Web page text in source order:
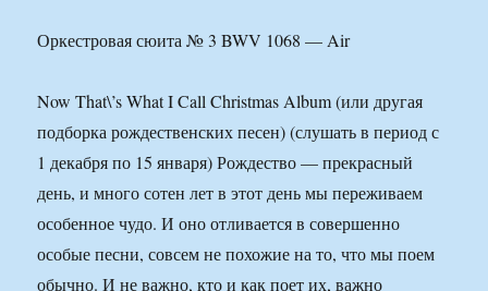
Оркестровая сюита № 3 BWV 1068 — Air
Now That\’s What I Call Christmas Album (или другая
подборка рождественских песен) (слушать в период с
1 декабря по 15 января) Рождество — прекрасный
день, и много сотен лет в этот день мы переживаем
особенное чудо. И оно отливается в совершенно
особые песни, совсем не похожие на то, что мы поем
обычно. И не важно, кто и как поет их, важно